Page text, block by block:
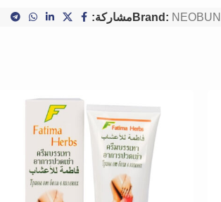
Brand: NEOBUN مشاركة: